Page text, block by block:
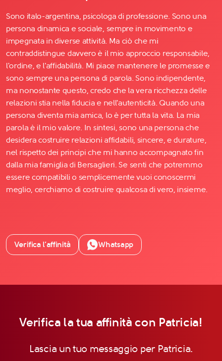
Sono italo-argentina, psicologa di professione. Sono una
persona dinamica e sociale, sempre in movimento e
impegnata in diverse attività. Ma ciò che mi
contraddistingue davvero è il mio approccio responsabile,
l'ordine, e l'affidabilità. Mi piace mantenere le promesse e
sono sempre una persona di parola. Sono indipendente,
ma nonostante questo, credo che la vera ricchezza delle
relazioni stia nella fiducia e nell'autenticità. Quando una
persona diventa mia amica, lo è per tutta la vita. La mia
parola è il mio valore. In sintesi, sono una persona che
desidera costruire relazioni affidabili, sincere, e durature,
nel rispetto dei principi che mi hanno accompagnato fin
dalla mia famiglia di Bersaglieri. Se senti che potremmo
essere compatibili o semplicemente vuoi conoscermi
meglio, cerchiamo di costruire qualcosa di vero, insieme.
Verifica l’affinità Whatsapp
Verifica la tua affinità con Patricia!
Lascia un tuo messaggio per Patricia.